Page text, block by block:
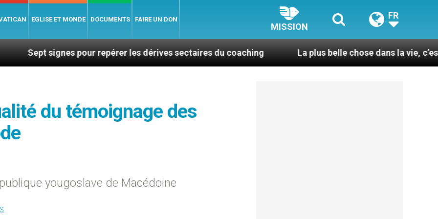
EGLISE ET MONDE DOCUMENTS FAIRE UN DON
MISSION
FR
signes pour repérer les dérives sectaires du coaching La plus belle chose dans la vie, c’est d’être
du témoignage des
yougoslave de Macédoine